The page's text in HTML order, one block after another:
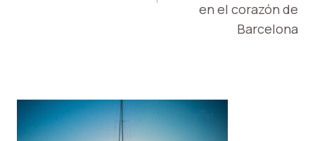
en el corazón de
Barcelona